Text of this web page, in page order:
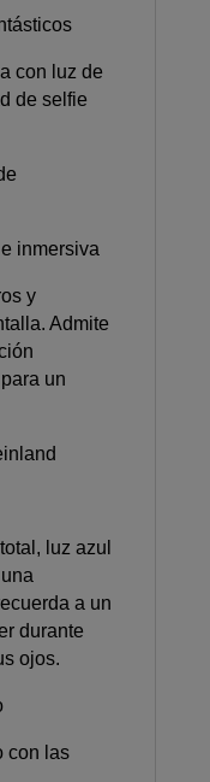
con luz de
de selfie
inmersiva
y
Admite
un
luz azul
a un
durante
ojos.
con las